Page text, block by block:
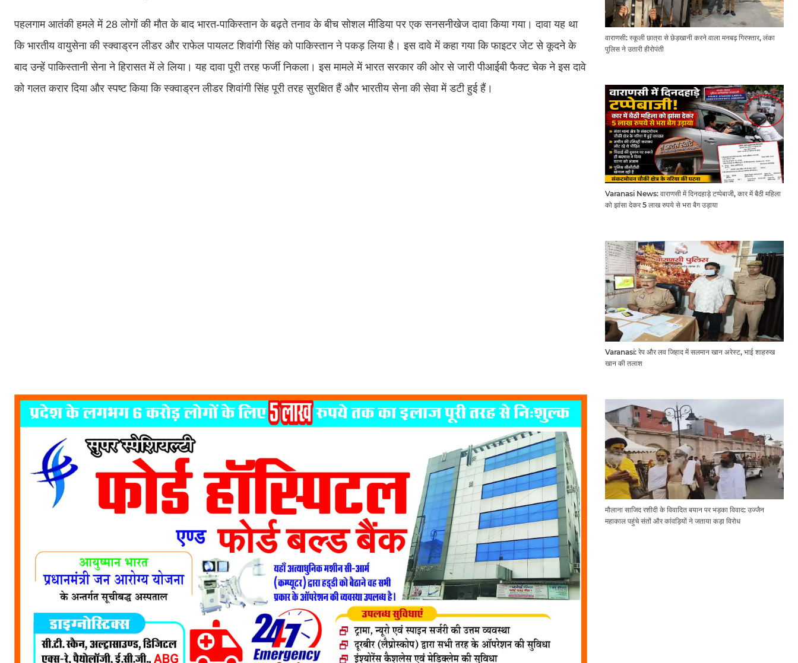
पहलगाम आतंकी हमले में 28 लोगों की मौत के बाद भारत-पाकिस्तान के बढ़ते तनाव के बीच सोशल मीडिया पर एक सनसनीखेज दावा किया गया। दावा यह था
कि भारतीय वायुसेना की स्क्वाड्रन लीडर और राफेल पायलट शिवांगी सिंह को पाकिस्तान ने पकड़ लिया है। इस दावे में कहा गया कि फाइटर जेट से कूदने के
बाद उन्हें पाकिस्तानी सेना ने हिरासत में ले लिया। यह दावा पूरी तरह फर्जी निकला। इस मामले में भारत सरकार की ओर से जारी पीआईबी फैक्ट चेक ने इस दावे
को गलत करार दिया और स्पष्ट किया कि स्क्वाड्रन लीडर शिवांगी सिंह पूरी तरह सुरक्षित हैं और भारतीय सेना की सेवा में डटी हुई हैं।
वाराणसी: स्कूली छात्रा से छेड़खानी करने वाला मनबढ़ गिरफ्तार, लंका
पुलिस ने उतारी हीरोपंती
Varanasi News: वाराणसी में दिनदहाड़े टप्पेबाजी, कार में बैठी महिला
को झांसा देकर 5 लाख रुपये से भरा बैग उड़ाया
Varanasi: रेप और लव जिहाद में सलमान खान अरेस्ट, भाई शाहरुख
खान की तलाश
मौलाना साजिद रशीदी के विवादित बयान पर भड़का विवाद: उज्जैन
महाकाल पहुंचे संतों और कांवड़ियों ने जताया कड़ा विरोध